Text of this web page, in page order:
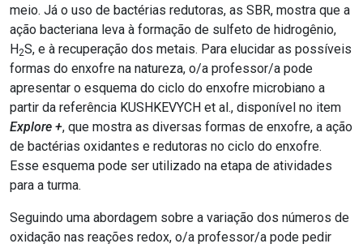
meio. Já o uso de bactérias redutoras, as SBR, mostra que a
ação bacteriana leva à formação de sulfeto de hidrogênio,
H2S, e à recuperação dos metais. Para elucidar as possíveis
formas do enxofre na natureza, o/a professor/a pode
apresentar o esquema do ciclo do enxofre microbiano a
partir da referência KUSHKEVYCH et al., disponível no item
Explore +, que mostra as diversas formas de enxofre, a ação
de bactérias oxidantes e redutoras no ciclo do enxofre.
Esse esquema pode ser utilizado na etapa de atividades
para a turma.
Seguindo uma abordagem sobre a variação dos números de
oxidação nas reações redox, o/a professor/a pode pedir